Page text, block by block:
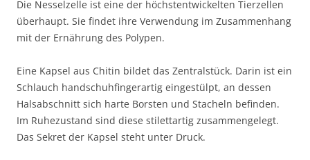
Die Nesselzelle ist eine der höchstentwickelten Tierzellen
überhaupt. Sie findet ihre Verwendung im Zusammenhang
mit der Ernährung des Polypen.
Eine Kapsel aus Chitin bildet das Zentralstück. Darin ist ein
Schlauch handschuhfingerartig eingestülpt, an dessen
Halsabschnitt sich harte Borsten und Stacheln befinden.
Im Ruhezustand sind diese stilettartig zusammengelegt.
Das Sekret der Kapsel steht unter Druck.